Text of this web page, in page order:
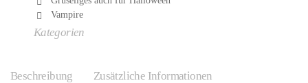
Vampire
Kategorien
Beschreibung Zusätzliche Informationen